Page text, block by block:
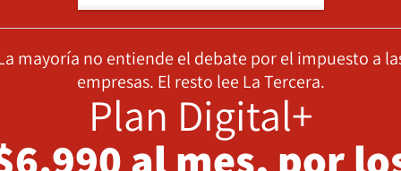
mayoría no entiende el debate por el impuesto a
empresas. El resto lee La Tercera.
Plan Digital+